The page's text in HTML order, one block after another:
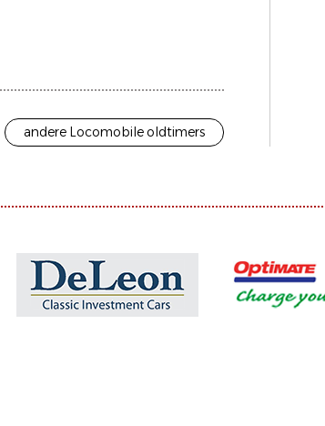
andere Locomobile oldtimers